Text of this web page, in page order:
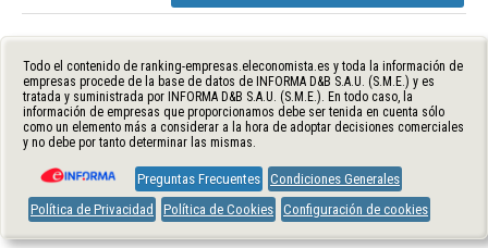
Todo el contenido de ranking-empresas.eleconomista.es y toda la información de
empresas procede de la base de datos de INFORMA D&B S.A.U. (S.M.E.) y es
tratada y suministrada por INFORMA D&B S.A.U. (S.M.E.). En todo caso, la
información de empresas que proporcionamos debe ser tenida en cuenta sólo
como un elemento más a considerar a la hora de adoptar decisiones comerciales
y no debe por tanto determinar las mismas.
Preguntas Frecuentes Condiciones Generales
Política de Privacidad
Política de Cookies Configuración de cookies